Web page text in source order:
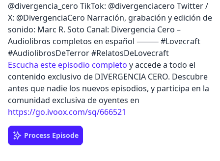
@divergencia_cero TikTok: @divergenciacero Twitter /
X: @DivergenciaCero Narración, grabación y edición de
sonido: Marc R. Soto Canal: Divergencia Cero –
Audiolibros completos en español ⸻ #Lovecraft
#AudiolibrosDeTerror #RelatosDeLovecraft
Escucha este episodio completo y accede a todo el
contenido exclusivo de DIVERGENCIA CERO. Descubre
antes que nadie los nuevos episodios, y participa en la
comunidad exclusiva de oyentes en
https://go.ivoox.com/sq/666521
Process Episode